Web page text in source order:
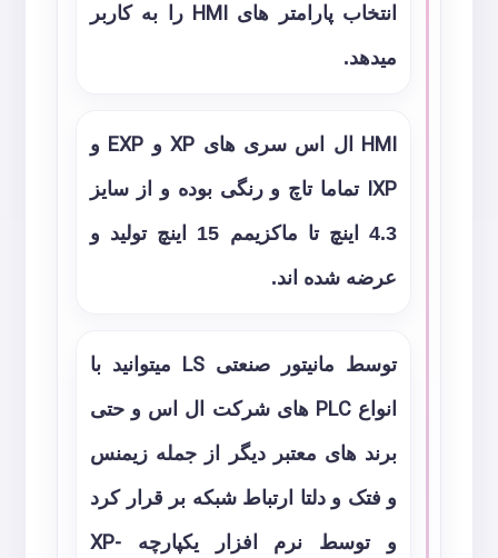
انتخاب پارامتر های HMI را به کاربر
میدهد.
HMI ال اس سری های XPو EXP و
IXP تماما تاچ و رنگی بوده و از سایز
4.3 اینچ تا ماکزیمم 15 اینچ تولید و
عرضه شده اند.
توسط مانیتور صنعتی LS میتوانید با
انواعPLC های شرکت ال اس و حتی
برند های معتبر دیگر از جمله زیمنس
و فتک و دلتا ارتباط شبکه بر قرار کرد
و توسط نرم افزار یکپارچه XP-